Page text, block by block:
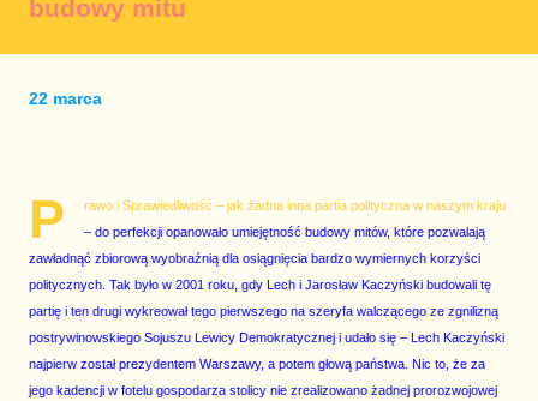
budowy mitu
22 marca
P
rawo i Sprawiedliwość – jak żadna inna partia polityczna w naszym kraju
– do perfekcji opanowało umiejętność budowy mitów, które pozwalają
zawładnąć zbiorową wyobraźnią dla osiągnięcia bardzo wymiernych korzyści
politycznych. Tak było w 2001 roku, gdy Lech i Jarosław Kaczyński budowali tę
partię i ten drugi wykreował tego pierwszego na szeryfa walczącego ze zgnilizną
postrywinowskiego Sojuszu Lewicy Demokratycznej i udało się – Lech Kaczyński
najpierw został prezydentem Warszawy, a potem głową państwa. Nic to, że za
jego kadencji w fotelu gospodarza stolicy nie zrealizowano żadnej prorozwojowej